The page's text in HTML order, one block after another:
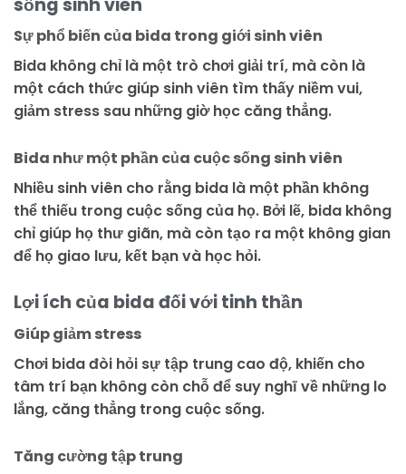
Sự phổ biến của bida trong giới sinh viên
Bida không chỉ là một trò chơi giải trí, mà còn là
một cách thức giúp sinh viên tìm thấy niềm vui,
giảm stress sau những giờ học căng thẳng.
Bida như một phần của cuộc sống sinh viên
Nhiều sinh viên cho rằng bida là một phần không
thể thiếu trong cuộc sống của họ. Bởi lẽ, bida không
chỉ giúp họ thư giãn, mà còn tạo ra một không gian
để họ giao lưu, kết bạn và học hỏi.
Lợi ích của bida đối với tinh thần
Giúp giảm stress
Chơi bida đòi hỏi sự tập trung cao độ, khiến cho
tâm trí bạn không còn chỗ để suy nghĩ về những lo
lắng, căng thẳng trong cuộc sống.
Tăng cường tập trung